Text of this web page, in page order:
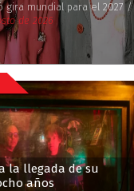
gira mundial para el 2027 /
de 2026
la llegada de su
años